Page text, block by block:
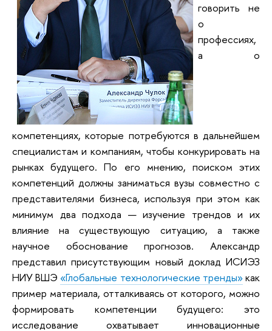
говорить не
о
профессиях,
а о
компетенциях, которые потребуются в дальнейшем
специалистам и компаниям, чтобы конкурировать на
рынках будущего. По его мнению, поиском этих
компетенций должны заниматься вузы совместно с
представителями бизнеса, используя при этом как
минимум два подхода — изучение трендов и их
влияние на существующую ситуацию, а также
научное обоснование прогнозов. Александр
представил присутствующим новый доклад ИСИЭЗ
НИУ ВШЭ «Глобальные технологические тренды»как
пример материала, отталкиваясь от которого, можно
формировать компетенции будущего: это
исследование охватывает инновационные